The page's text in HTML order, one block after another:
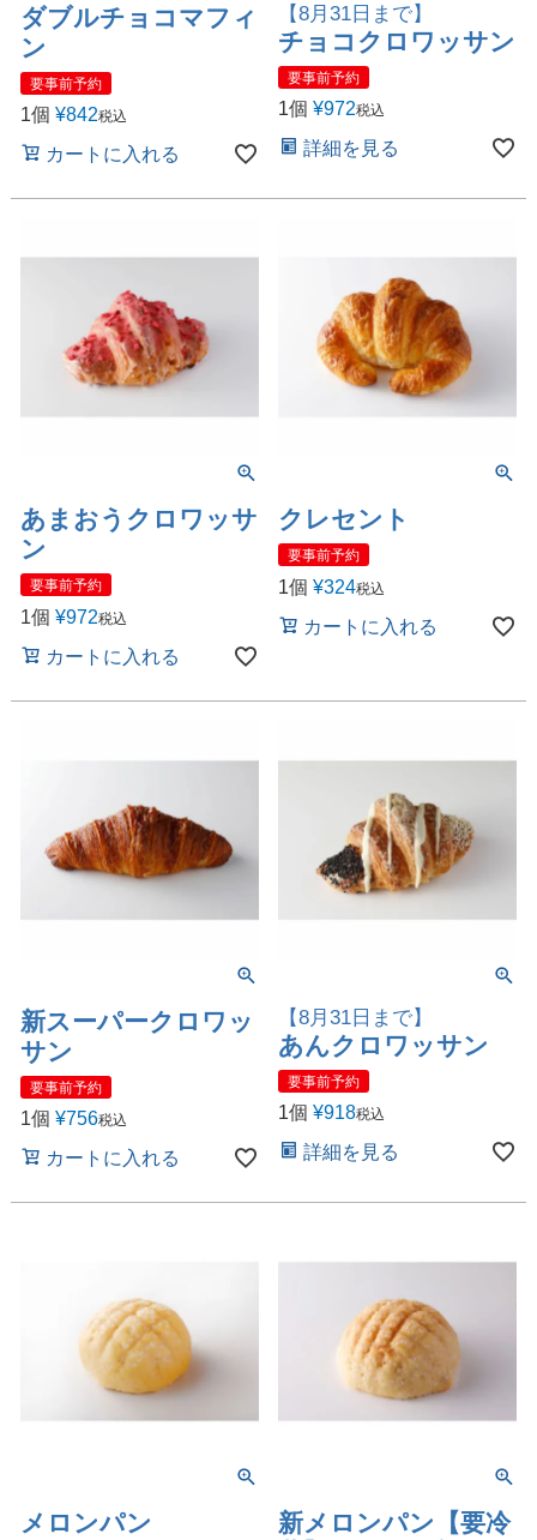
ダブルチョコマフィ
ン
要事前予約
1個 ¥842税込
カートに入れる
【8月31日まで】
チョコクロワッサン
要事前予約
1個 ¥972税込
詳細を見る
あまおうクロワッサ
ン
要事前予約
1個 ¥972税込
カートに入れる
クレセント
要事前予約
1個 ¥324税込
カートに入れる
新スーパークロワッ
サン
要事前予約
1個 ¥756税込
カートに入れる
【8月31日まで】
あんクロワッサン
要事前予約
1個 ¥918税込
詳細を見る
メロンパン
新メロンパン【要冷